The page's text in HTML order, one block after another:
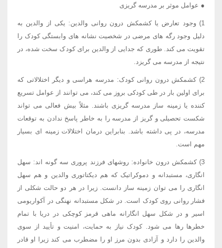
● عوامل موثر بر مدرسه گریزی
1) وجود تعارض یا کشمکش درون روانی والدین: یکی از والدین به
دلیل وجود رگه های مرضی در شخصیت نشانه های وابستگی کودک را
تقویت می کند. طوری که جدایی از والدین برای کودک سخت شده، در
نتیجه از مدرسه می گریزد.
2) کشمکش درون روانی کودک: مدرسه هراسی و دیگر اختلالاتی که
برای اولین بار در طی کودکی بروز می کند، می توانند از عوامل تسریع
کننده یا زمینه ساز مدرسه گریزی باشند. مثلاً بیش فعالی می تواند
شکست تحصیلی و گریز از مدرسه را به خاطر پاسخ ندادن به توقعات
مدرسه، در پی داشته باشد. بنابراین درمان اختلالات زمینه ای بسیار
مهم است.
3) کشمکش درون خانواده: روشهای فرزند پروری سه گونه اند: سهل
انگاری، مستبدانه و دموکراتیک که هم دیکتاتوری والدین و هم سهل
انگاری را می توان زمینه ساز دانست. زیرا در هر دو حالت شکلی از
فشار روانی روی کودک است. در شکل مستبدانه نهنگی در آکواریومی
اسیر و در شکل سهل انگارانه ماهی قرمز کوچکی در دریا با تمام
خطرها رها می شود. کودک نیاز به حمایت، امنیت و تأیید از سوی
والدین را دارد و آزادی بدون مرز او را مضطرب می کند زیرا او قادر